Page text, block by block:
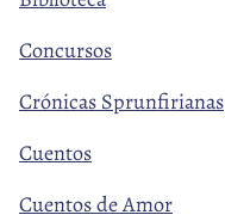
Concursos
Crónicas Sprunfirianas
Cuentos
Cuentos de Amor